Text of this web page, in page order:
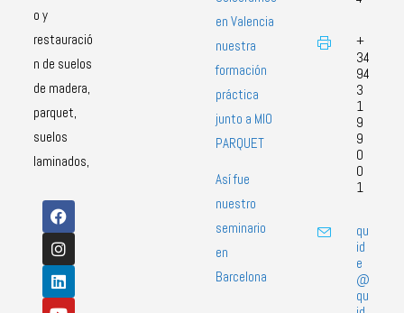
o y
restauració
n de suelos
de madera,
parquet,
suelos
laminados,
en Valencia
nuestra
formación
práctica
junto a MIO
PARQUET
Así fue
nuestro
seminario
en
Barcelona
+
34
94
3
1
9
9
0
0
1
qu
id
e
@
qu